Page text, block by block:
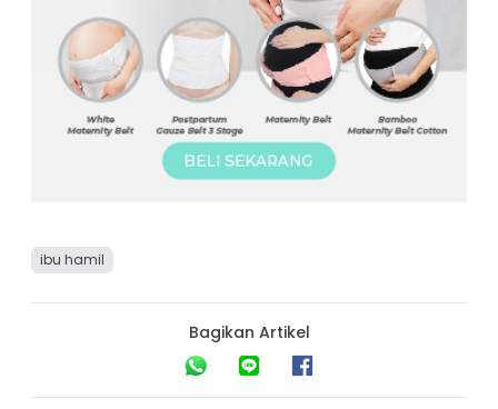
ibu hamil
Bagikan Artikel